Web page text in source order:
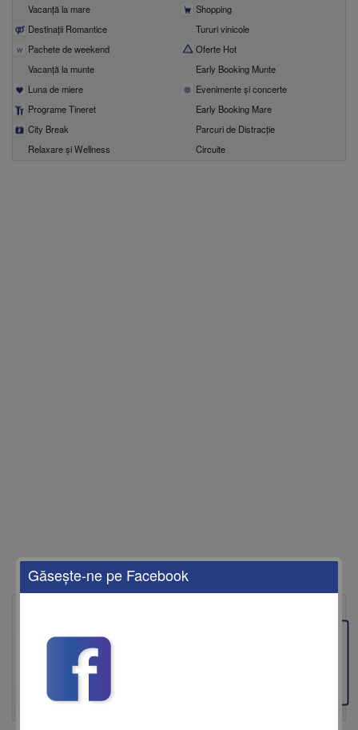
Vacanţă la mare
Shopping
Destinații Romantice
Tururi vinicole
Pachete de weekend
Oferte Hot
Vacanță la munte
Early Booking Munte
Luna de miere
Evenimente şi concerte
Programe Tineret
Early Booking Mare
City Break
Parcuri de Distracție
Relaxare și Wellness
Circuite
weekend, o vacanță de vis la mare sau o experiență de neuitat în
destinații exotice, EnjoyTravel îți pune la dispoziție pachete
personalizate, cu opțiuni de transport, cazare și activități care îți vor
transforma vacanța într-o amintire de neprețuit. Descoperă cele mai
atractive oferte, cu reduceri speciale și servicii de calitate superioară,
toate planificate cu grijă de echipa noastră de experți în turism.
Găseşte-ne pe Facebook